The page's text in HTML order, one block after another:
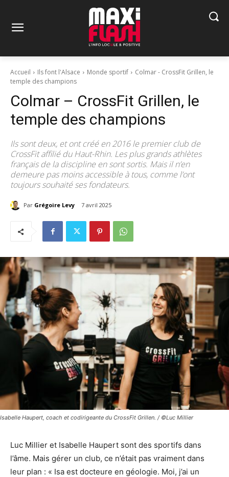
Accueil Ils font l'Alsace Monde sportif
Colmar - CrossFit Grillen, le
temple des champions
Colmar – CrossFit Grillen, le
temple des champions
Ils sont deux, et ont créé en 2016 le premier club de
CrossFit affilié du Haut-Rhin. Les plus grands athlètes
français de la discipline en sont sortis. Mais il n’en
demeure pas moins accessible à tous, comme l’ont
toujours souhaité ses fondateurs.
Par Grégoire Levy 7 avril 2025
Isabelle Haupert, coach et codirigeante du CrossFit Grillen. / ©Luc Millier
Luc Millier et Isabelle Haupert sont des sportifs dans
l’âme. Mais gérer un club, ce n’était pas vraiment dans
leur plan : « Isa est docteure en géologie. Moi, j’ai un